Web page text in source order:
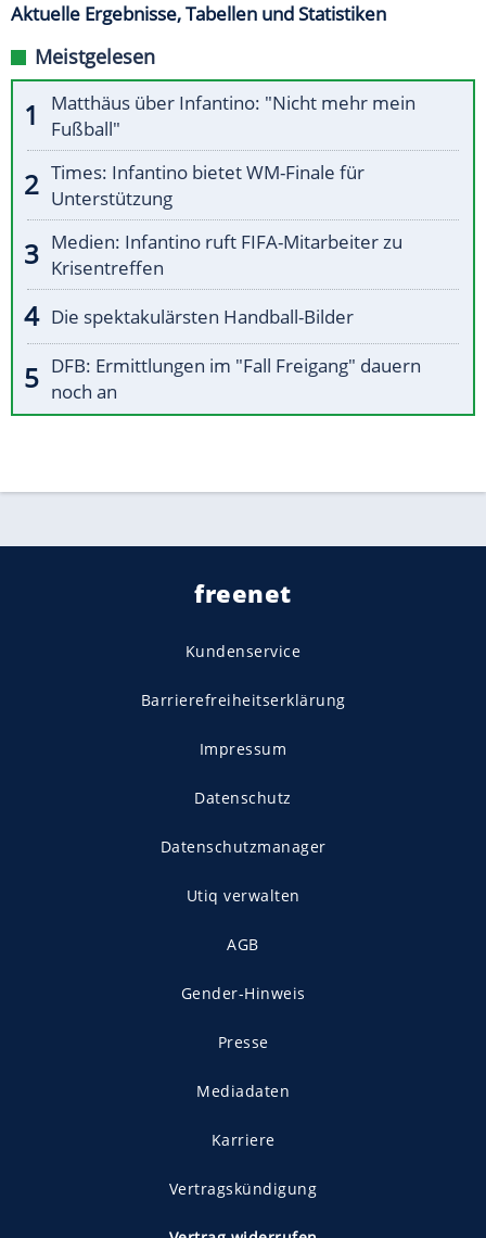
Aktuelle Ergebnisse, Tabellen und Statistiken
Meistgelesen
Matthäus über Infantino: "Nicht mehr mein
Fußball"
Times: Infantino bietet WM-Finale für
Unterstützung
Medien: Infantino ruft FIFA-Mitarbeiter zu
Krisentreffen
Die spektakulärsten Handball-Bilder
DFB: Ermittlungen im "Fall Freigang" dauern
noch an
freenet
Kundenservice
Barrierefreiheitserklärung
Impressum
Datenschutz
Datenschutzmanager
Utiq verwalten
AGB
Gender-Hinweis
Presse
Mediadaten
Karriere
Vertragskündigung